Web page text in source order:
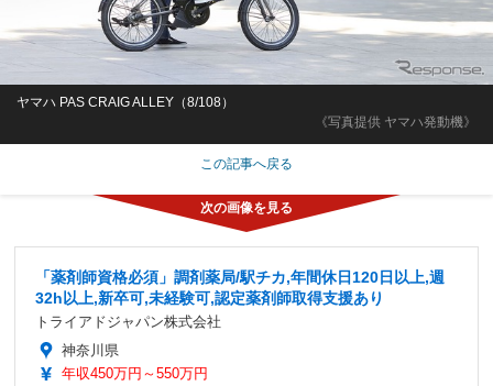
《写真提供 ヤマハ発動機》
ヤマハ PAS CRAIG ALLEY（8/108）
この記事へ戻る
「薬剤師資格必須」調剤薬局/駅チカ,年間休日120日以上,週
32h以上,新卒可,未経験可,認定薬剤師取得支援あり
トライアドジャパン株式会社
神奈川県
年収450万円～550万円